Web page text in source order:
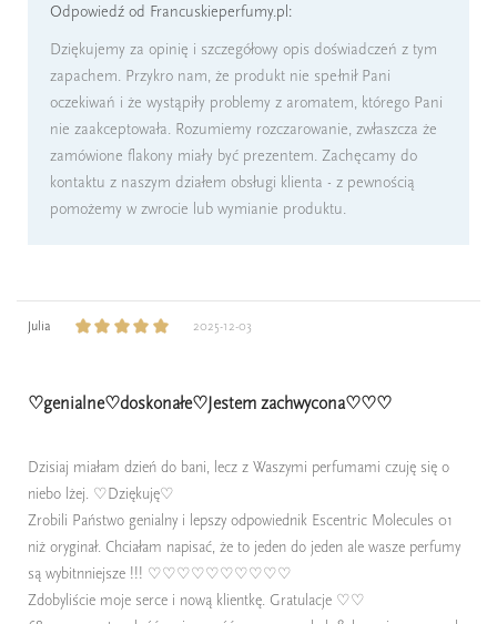
Odpowiedź od Francuskieperfumy.pl:
Dziękujemy za opinię i szczegółowy opis doświadczeń z tym
zapachem. Przykro nam, że produkt nie spełnił Pani
oczekiwań i że wystąpiły problemy z aromatem, którego Pani
nie zaakceptowała. Rozumiemy rozczarowanie, zwłaszcza że
zamówione flakony miały być prezentem. Zachęcamy do
kontaktu z naszym działem obsługi klienta - z pewnością
pomożemy w zwrocie lub wymianie produktu.
Julia 2025-12-03
♡genialne♡doskonałe♡Jestem zachwycona♡♡♡
Dzisiaj miałam dzień do bani, lecz z Waszymi perfumami czuję się o
niebo lżej. ♡Dziękuję♡
Zrobili Państwo genialny i lepszy odpowiednik Escentric Molecules 01
niż oryginał. Chciałam napisać, że to jeden do jeden ale wasze perfumy
są wybitnniejsze !!! ♡♡♡♡♡♡♡♡♡♡
Zdobyliście moje serce i nową klientkę. Gratulacje ♡♡